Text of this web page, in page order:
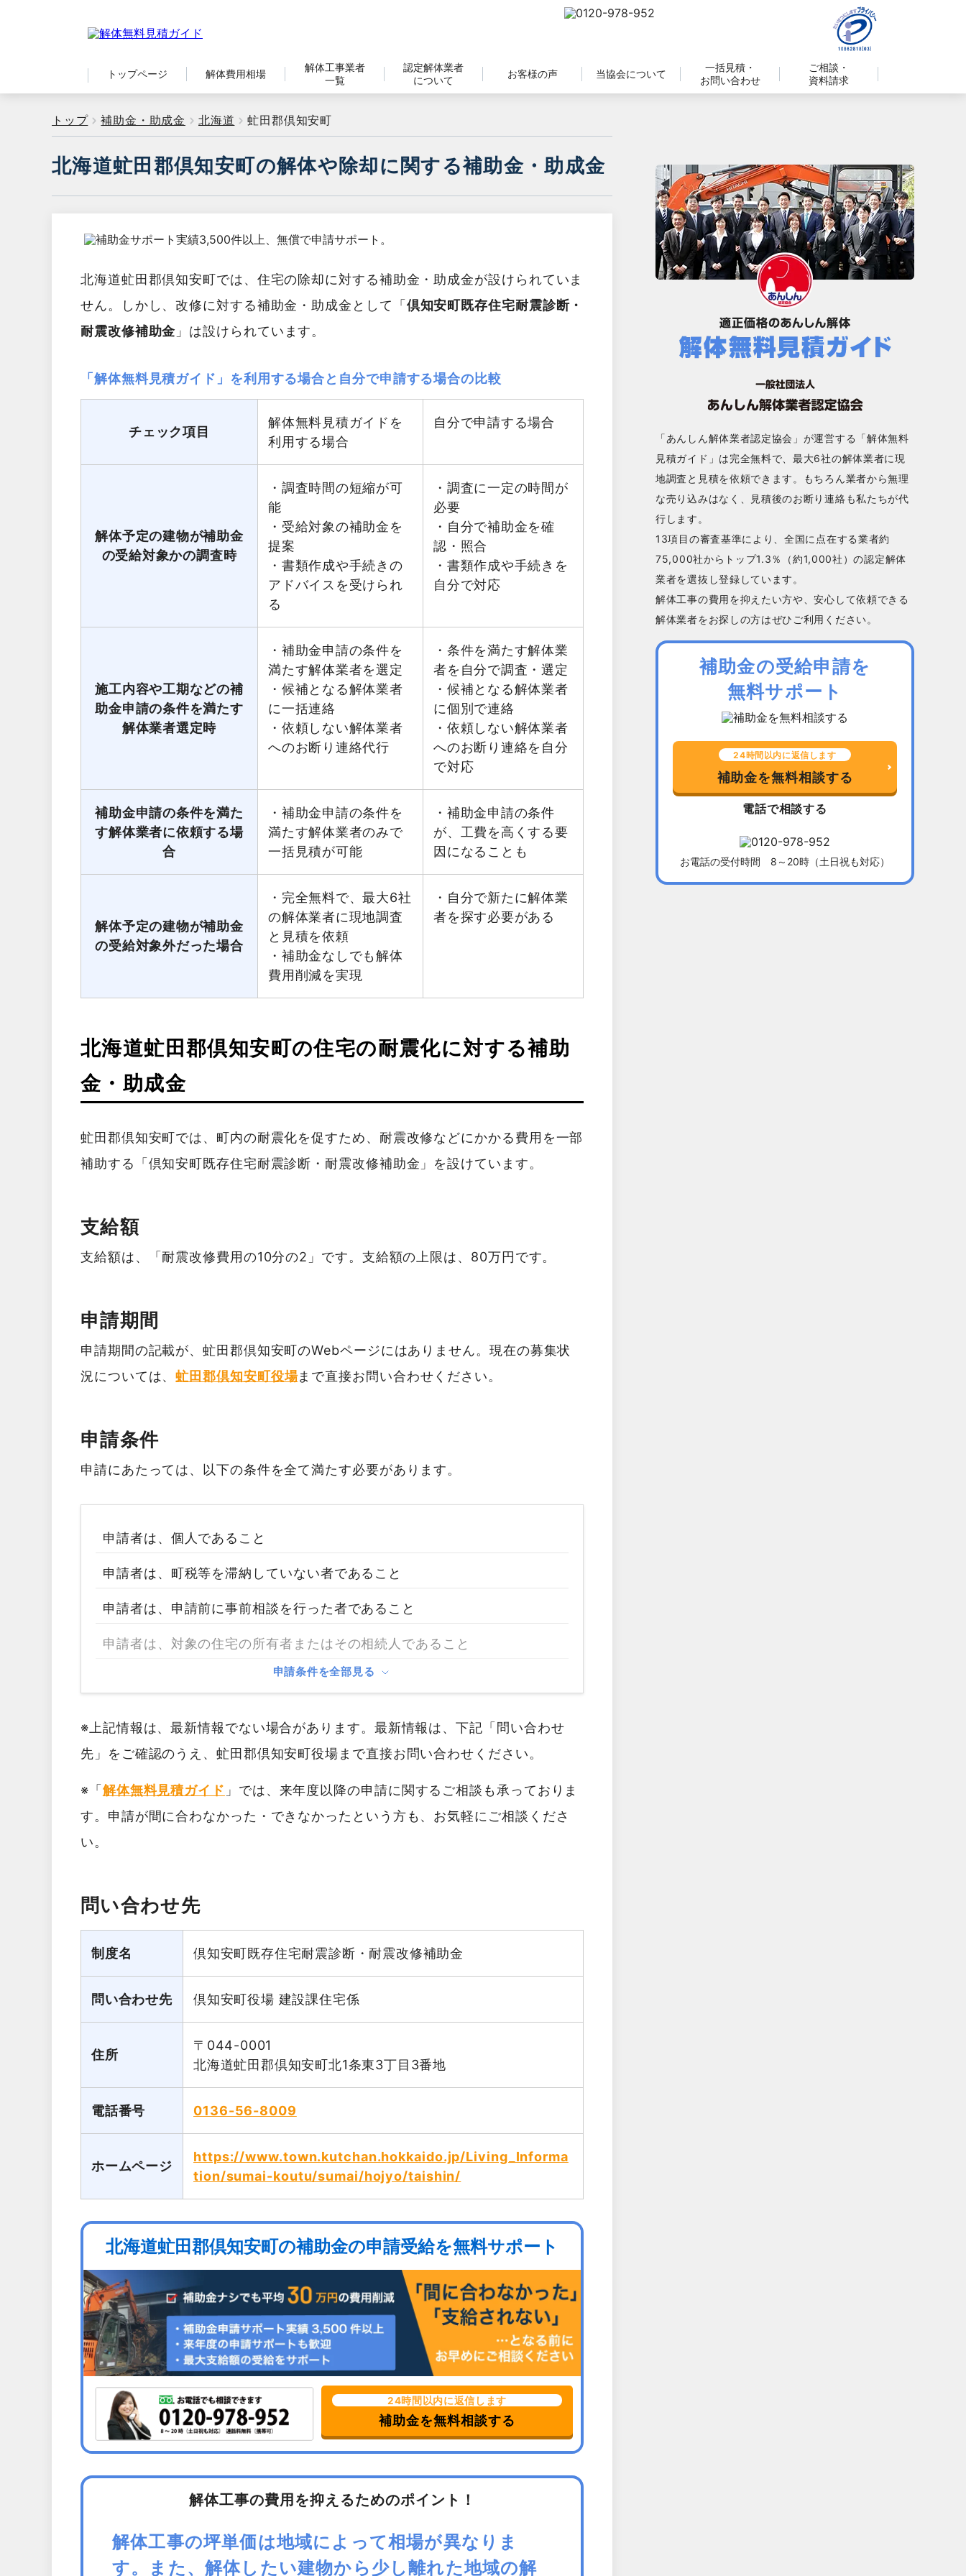
トップページ 解体費用相場
解体工事業者
一覧
認定解体業者
について
お客様の声 当協会について
一括見積・
お問い合わせ
ご相談・
資料請求
トップ 補助金・助成金 北海道 虻田郡倶知安町
北海道虻田郡倶知安町の解体や除却に関する補助金・助成金
北海道虻田郡倶知安町では、住宅の除却に対する補助金・助成金が設けられていま
せん。しかし、改修に対する補助金・助成金として「 倶知安町既存住宅耐震診断・
耐震改修補助金 」は設けられています。
「解体無料見積ガイド」を利用する場合と自分で申請する場合の比較
チェック項目
解体無料見積ガイドを
利用する場合
自分で申請する場合
解体予定の建物が補助金
の受給対象かの調査時
・調査時間の短縮が可
能
・受給対象の補助金を
提案
・書類作成や手続きの
アドバイスを受けられ
る
・調査に一定の時間が
必要
・自分で補助金を確
認・照合
・書類作成や手続きを
自分で対応
施工内容や工期などの補
助金申請の条件を満たす
解体業者選定時
・補助金申請の条件を
満たす解体業者を選定
・候補となる解体業者
に一括連絡
・依頼しない解体業者
へのお断り連絡代行
・条件を満たす解体業
者を自分で調査・選定
・候補となる解体業者
に個別で連絡
・依頼しない解体業者
へのお断り連絡を自分
で対応
補助金申請の条件を満た
す解体業者に依頼する場
合
・補助金申請の条件を
満たす解体業者のみで
一括見積が可能
・補助金申請の条件
が、工費を高くする要
因になることも
解体予定の建物が補助金
の受給対象外だった場合
・完全無料で、最大6社
の解体業者に現地調査
と見積を依頼
・補助金なしでも解体
費用削減を実現
・自分で新たに解体業
者を探す必要がある
北海道虻田郡倶知安町の住宅の耐震化に対する補助
金・助成金
虻田郡倶知安町では、町内の耐震化を促すため、耐震改修などにかかる費用を一部
補助する「倶知安町既存住宅耐震診断・耐震改修補助金」を設けています。
支給額
支給額は、「耐震改修費用の10分の2」です。支給額の上限は、80万円です。
申請期間
申請期間の記載が、虻田郡倶知安町のWebページにはありません。現在の募集状
況については、虻田郡倶知安町役場まで直接お問い合わせください。
申請条件
申請にあたっては、以下の条件を全て満たす必要があります。
申請者は、個人であること
申請者は、町税等を滞納していない者であること
申請者は、申請前に事前相談を行った者であること
申請者は、対象の住宅の所有者またはその相続人であること
申請条件を全部見る
※上記情報は、最新情報でない場合があります。最新情報は、下記「問い合わせ
先」をご確認のうえ、虻田郡倶知安町役場まで直接お問い合わせください。
※「 解体無料見積ガイド 」では、来年度以降の申請に関するご相談も承っておりま
す。申請が間に合わなかった・できなかったという方も、お気軽にご相談くださ
い。
問い合わせ先
制度名 倶知安町既存住宅耐震診断・耐震改修補助金
問い合わせ先 倶知安町役場 建設課住宅係
住所
〒044-0001
北海道虻田郡倶知安町北1条東3丁目3番地
電話番号 0136-56-8009
ホームページ
https://www.town.kutchan.hokkaido.jp/Living_Informa
tion/sumai-koutu/sumai/hojyo/taishin/
北海道虻田郡倶知安町の補助金の申請受給を無料サポート
24時間以内に返信します
補助金を無料相談する
解体工事の費用を抑えるためのポイント！
解体工事の坪単価は地域によって相場が異なりま
す。また、解体したい建物から少し離れた地域の解
「あんしん解体業者認定協会」が運営する「解体無料
見積ガイド」は完全無料で、最大6社の解体業者に現
地調査と見積を依頼できます。もちろん業者から無理
な売り込みはなく、見積後のお断り連絡も私たちが代
行します。
13項目の審査基準により、全国に点在する業者約
75,000社からトップ1.3％（約1,000社）の認定解体
業者を選抜し登録しています。
解体工事の費用を抑えたい方や、安心して依頼できる
解体業者をお探しの方はぜひご利用ください。
補助金の受給申請を
無料サポート
24時間以内に返信します
補助金を無料相談する
電話で相談する
お電話の受付時間 8～20時（土日祝も対応）